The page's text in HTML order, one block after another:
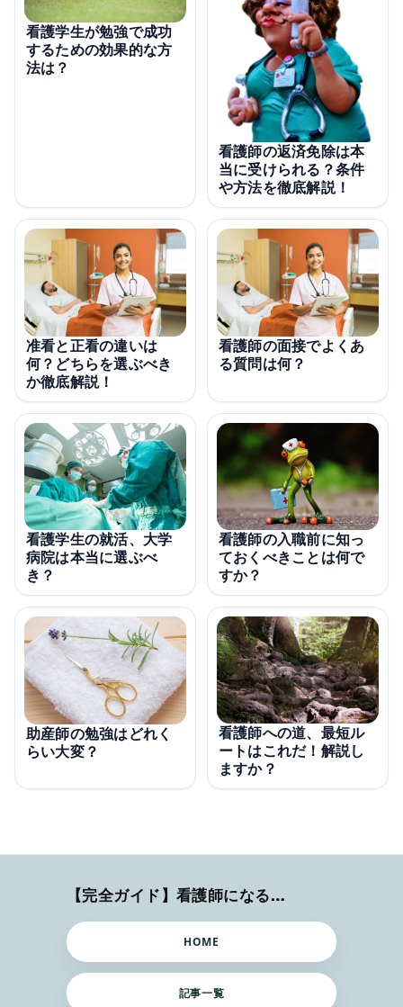
看護学生が勉強で成功
するための効果的な方
法は？
看護師の返済免除は本
当に受けられる？条件
や方法を徹底解説！
准看と正看の違いは
何？どちらを選ぶべき
か徹底解説！
看護師の面接でよくあ
る質問は何？
看護学生の就活、大学
病院は本当に選ぶべ
き？
看護師の入職前に知っ
ておくべきことは何で
すか？
助産師の勉強はどれく
らい大変？
看護師への道、最短ル
ートはこれだ！解説し
ますか？
【完全ガイド】看護師になるまでのステップ＆スケジュール
HOME
記事一覧